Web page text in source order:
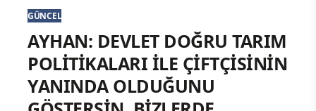
GÜNCEL
AYHAN: DEVLET DOĞRU TARIM
POLİTİKALARI İLE ÇİFTÇİSİNİN
YANINDA OLDUĞUNU